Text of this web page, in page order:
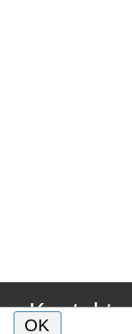
Kontakt
OK